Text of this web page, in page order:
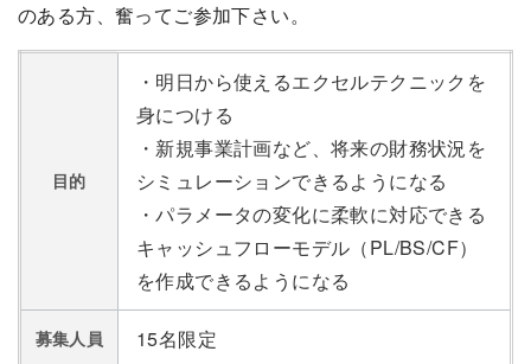
のある方、奮ってご参加下さい。
目的
・明日から使えるエクセルテクニックを
身につける
・新規事業計画など、将来の財務状況を
シミュレーションできるようになる
・パラメータの変化に柔軟に対応できる
キャッシュフローモデル（PL/BS/CF）
を作成できるようになる
募集人員 15名限定